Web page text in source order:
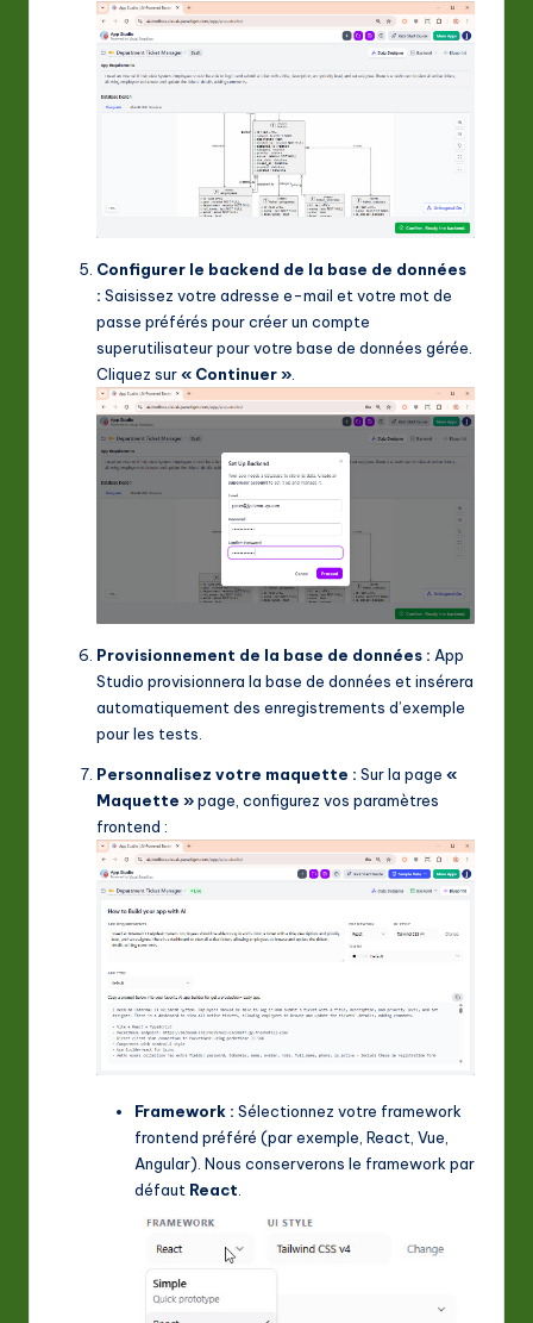
Configurer le backend de la base de données
: Saisissez votre adresse e-mail et votre mot de
passe préférés pour créer un compte
superutilisateur pour votre base de données gérée.
Cliquez sur« Continuer »
Provisionnement de la base de données : App
Studio provisionnera la base de données et insérera
automatiquement des enregistrements d’exemple
pour les tests.
Personnalisez votre maquette : Sur la page «
Maquette »page, configurez vos paramètres
frontend :
Framework : Sélectionnez votre framework
frontend préféré (par exemple, React, Vue,
Angular). Nous conserverons le framework par
défaut React.